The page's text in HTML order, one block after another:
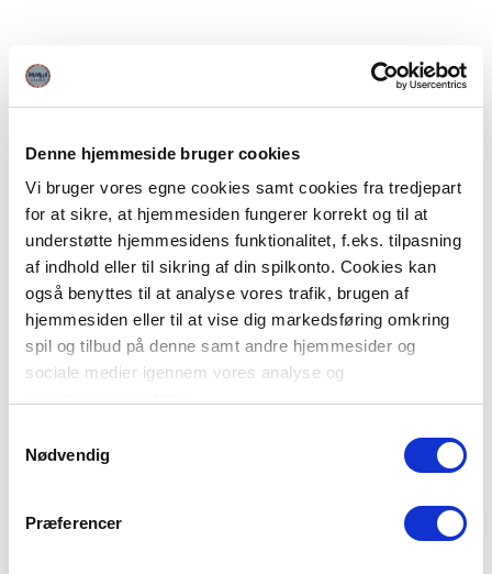
Denne hjemmeside bruger cookies
Vi bruger vores egne cookies samt cookies fra tredjepart
for at sikre, at hjemmesiden fungerer korrekt og til at
understøtte hjemmesidens funktionalitet, f.eks. tilpasning
af indhold eller til sikring af din spilkonto. Cookies kan
også benyttes til at analyse vores trafik, brugen af
hjemmesiden eller til at vise dig markedsføring omkring
spil og tilbud på denne samt andre hjemmesider og
sociale medier igennem vores analyse og
Du kan læse mere om vores brug af cookies under
"Detaljer" eller ved at klikke videre til vores Cookiepolitik,
Nødvendig
Præferencer